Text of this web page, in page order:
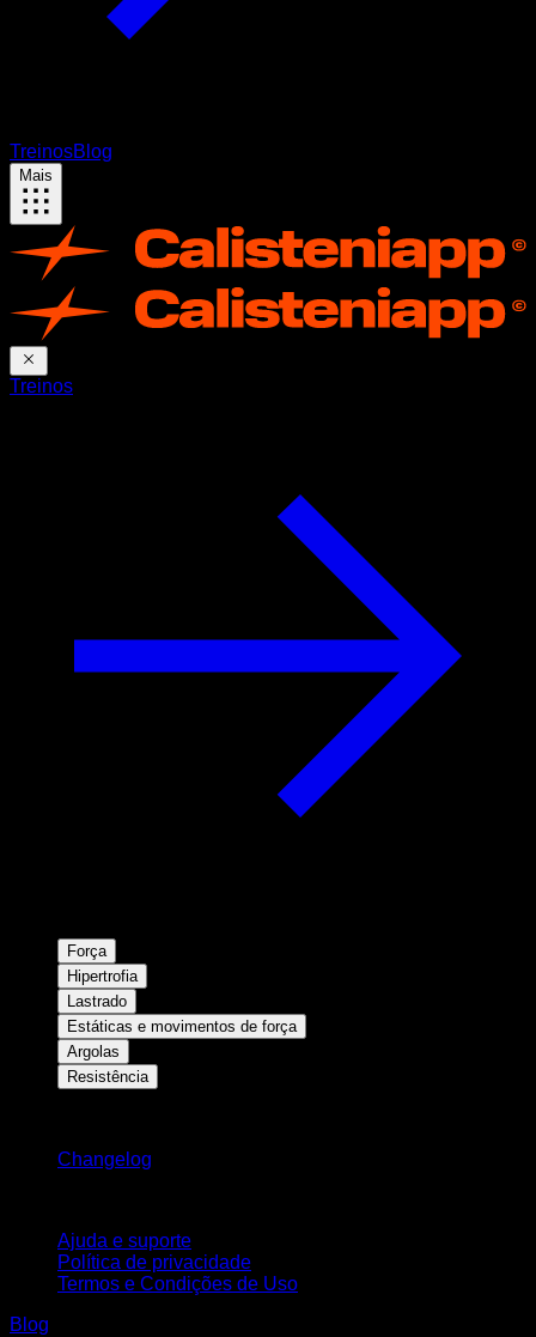
TreinosBlog
Mais
Treinos
Força
Hipertrofia
Lastrado
Estáticas e movimentos de força
Argolas
Resistência
Changelog
Ajuda e suporte
Política de privacidade
Termos e Condições de Uso
Blog